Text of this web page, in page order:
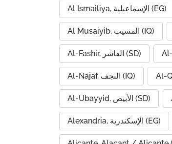
Al Ismailiya, الإسماعيلية (EG)
Al Musaiyib, المسيب (IQ)
Al-Fashir, الفاشر (SD)
Al-Najaf, النجف (IQ)
Al-Ubayyid, الأبيض (SD)
Alexandria, الإسكندرية (EG)